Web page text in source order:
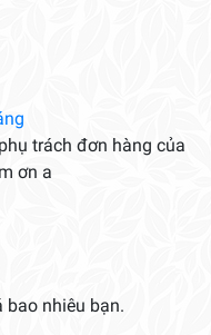
trách đơn hàng của
ơn a
bao nhiêu bạn.